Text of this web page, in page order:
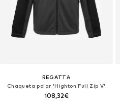
REGATTA
Chaqueta polar 'Highton Full Zip V'
108,32€